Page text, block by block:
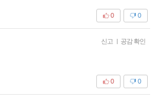
0
0
신고 | 공감 확인
0
0